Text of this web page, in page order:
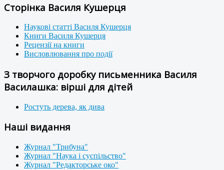
Сторінка Василя Кушерця
Наукові статті Василя Кушерця
Книги Василя Кушерця
Рецензії на книги
Висловлювання про події
З творчого доробку письменника Василя
Василашка: вірші для дітей
Ростуть дерева, як дива
Наші видання
Журнал "Трибуна"
Журнал "Наука і суспільство"
Журнал "Редакторське око"